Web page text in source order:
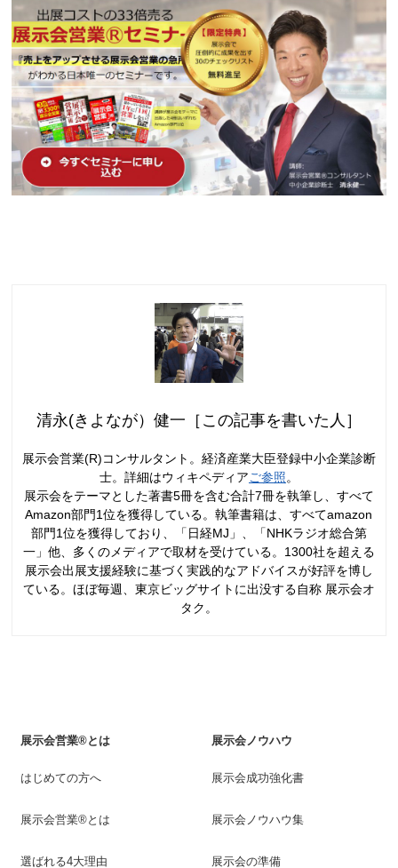
清永(きよなが）健一［この記事を書いた人］
展示会営業(R)コンサルタント。経済産業大臣登録中小企業診断
士。詳細はウィキペディアご参照。
展示会をテーマとした著書5冊を含む合計7冊を執筆し、すべて
Amazon部門1位を獲得している。執筆書籍は、すべてamazon
部門1位を獲得しており、「日経MJ」、「NHKラジオ総合第
一」他、多くのメディアで取材を受けている。1300社を超える
展示会出展支援経験に基づく実践的なアドバイスが好評を博し
ている。ほぼ毎週、東京ビッグサイトに出没する自称 展示会オ
タク。
展示会営業®とは
はじめての方へ
展示会営業®とは
選ばれる4大理由
展示会ノウハウ
展示会成功強化書
展示会ノウハウ集
展示会の準備